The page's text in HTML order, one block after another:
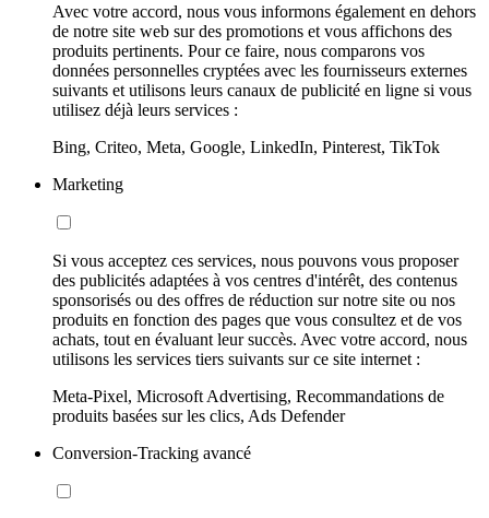
Avec votre accord, nous vous informons également en dehors
de notre site web sur des promotions et vous affichons des
produits pertinents. Pour ce faire, nous comparons vos
données personnelles cryptées avec les fournisseurs externes
suivants et utilisons leurs canaux de publicité en ligne si vous
utilisez déjà leurs services :
Bing, Criteo, Meta, Google, LinkedIn, Pinterest, TikTok
Marketing
Si vous acceptez ces services, nous pouvons vous proposer
des publicités adaptées à vos centres d'intérêt, des contenus
sponsorisés ou des offres de réduction sur notre site ou nos
produits en fonction des pages que vous consultez et de vos
achats, tout en évaluant leur succès. Avec votre accord, nous
utilisons les services tiers suivants sur ce site internet :
Meta-Pixel, Microsoft Advertising, Recommandations de
produits basées sur les clics, Ads Defender
Conversion-Tracking avancé